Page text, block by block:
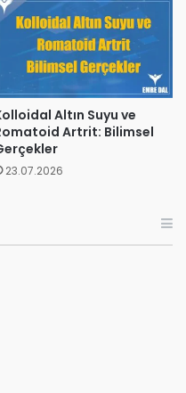
Altın Suyu ve
Artrit: Bilimsel
23.07.2026